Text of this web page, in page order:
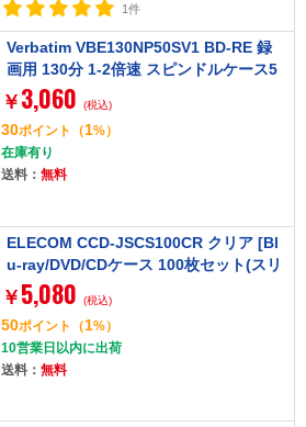
1件
Verbatim VBE130NP50SV1 BD-RE 録
画用 130分 1-2倍速 スピンドルケース5
0枚パック ワイド印刷対応
￥ 3,060 (税込)
30ポイント （1%）
在庫有り
送料： 無料
ELECOM CCD-JSCS100CR クリア [Bl
u-ray/DVD/CDケース 100枚セット(スリ
ム/PS/1枚収納)]
￥ 5,080 (税込)
50ポイント （1%）
10営業日以内に出荷
送料： 無料